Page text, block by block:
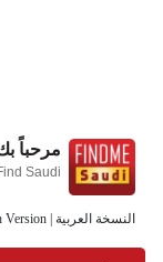
النسخة العربية Version
مرحباً
Saudi